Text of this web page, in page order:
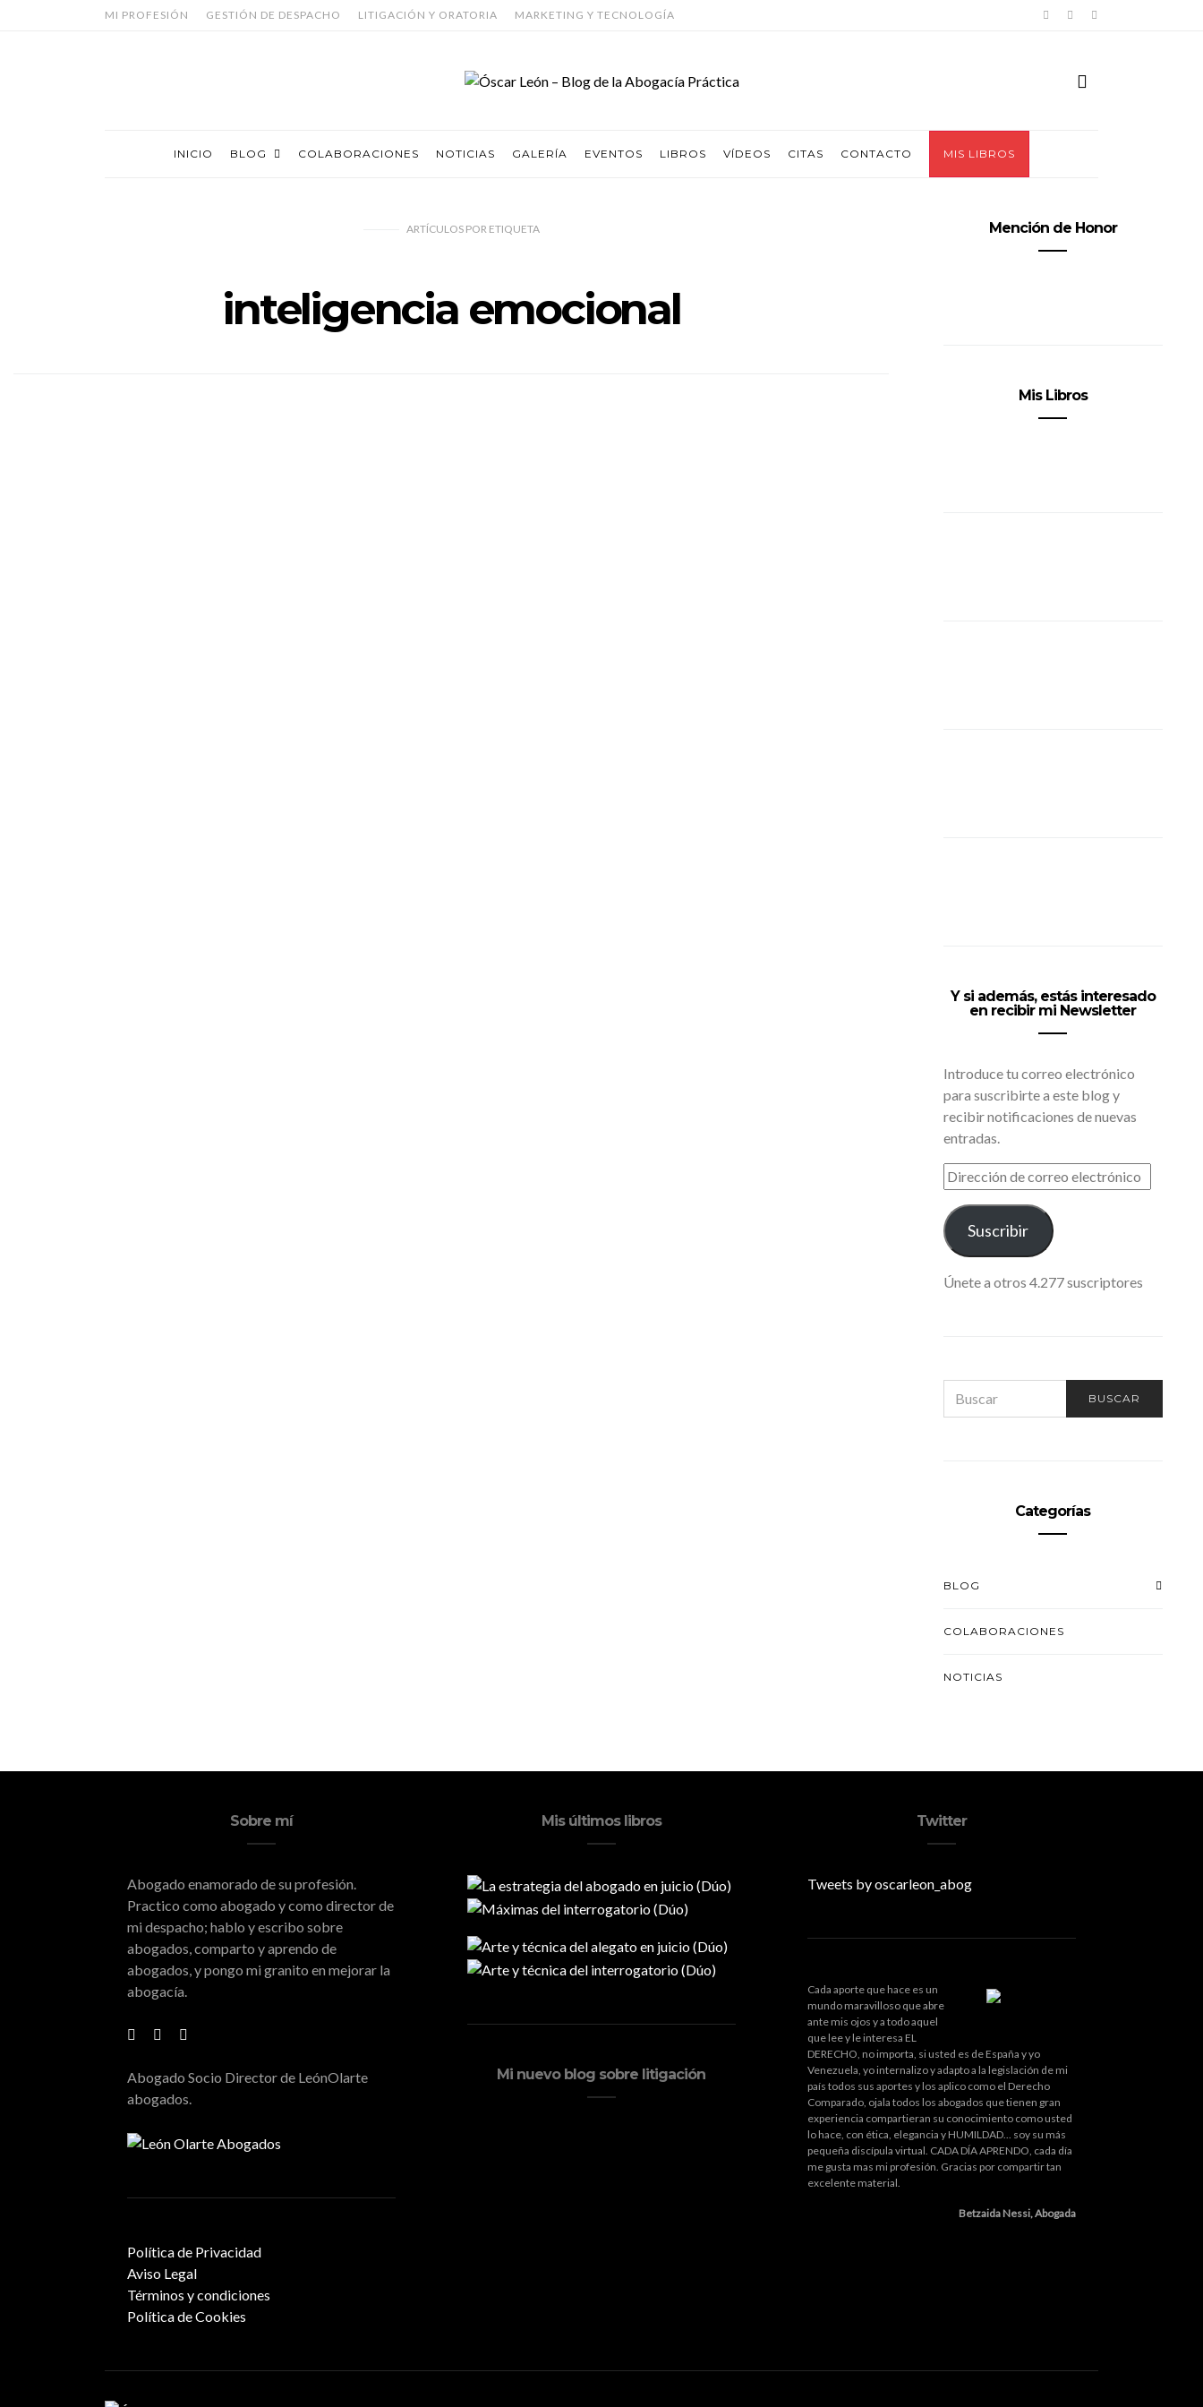
MI PROFESIÓN GESTIÓN DE DESPACHO LITIGACIÓN Y ORATORIA MARKETING Y TECNOLOGÍA
INICIO BLOG COLABORACIONES NOTICIAS GALERÍA EVENTOS LIBROS VÍDEOS CITAS CONTACTO MIS LIBROS
ARTÍCULOS PORETIQUETA
inteligencia emocional
Mención de Honor
Mis Libros
Y si además, estás interesado
en recibir mi Newsletter
Introduce tu correo electrónico
para suscribirte a este blog y
recibir notificaciones de nuevas
entradas.
DIRECCIÓN
DE
CORREO
ELECTRÓNICO
Suscribir
Únete a otros 4.277 suscriptores
FOR:
BUSCAR
Categorías
BLOG
COLABORACIONES
NOTICIAS
Sobre mí
Abogado enamorado de su profesión.
Practico como abogado y como director de
mi despacho; hablo y escribo sobre
abogados, comparto y aprendo de
abogados, y pongo mi granito en mejorar la
abogacía.
Abogado Socio Director de LeónOlarte
abogados.
Política de Privacidad
Aviso Legal
Términos y condiciones
Política de Cookies
Mis últimos libros
Mi nuevo blog sobre litigación
Twitter
Tweets by oscarleon_abog
Cada aporte que hace es un
mundo maravilloso que abre
ante mis ojos y a todo aquel
que lee y le interesa EL
DERECHO, no importa, si usted es de España y yo
Venezuela, yo internalizo y adapto a la legislación de mi
país todos sus aportes y los aplico como el Derecho
Comparado, ojala todos los abogados que tienen gran
experiencia compartieran su conocimiento como usted
lo hace, con ética, elegancia y HUMILDAD... soy su más
pequeña discípula virtual. CADA DÍA APRENDO, cada día
me gusta mas mi profesión. Gracias por compartir tan
excelente material.
Betzaida Nessi, Abogada